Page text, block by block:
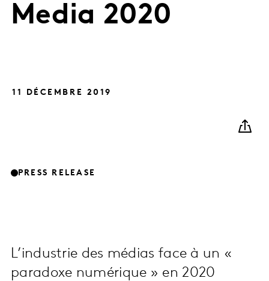
Media 2020
11 DÉCEMBRE 2019
PRESS RELEASE
L’industrie des médias face à un «
paradoxe numérique » en 2020